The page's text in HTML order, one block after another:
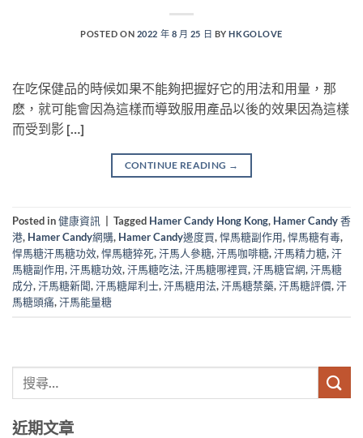
POSTED ON 2022 年 8 月 25 日 BYHKGOLOVE
在吃保健品的時候如果不能夠把握好它的用法和用量，那
麽，就可能會因為這樣而導致服用產品以後的效果因為這樣
而受到影 […]
CONTINUE READING →
Posted in健康資訊 Tagged Hamer Candy Hong Kong, Hamer Candy 香
港, Hamer Candy網購, Hamer Candy邊度買,悍馬糖副作用,悍馬糖有毒,
悍馬糖汗馬糖功效,悍馬糖猝死,汗馬人參糖,汗馬咖啡糖,汗馬精力糖,汗
馬糖副作用,汗馬糖功效,汗馬糖吃法,汗馬糖哪裡買,汗馬糖官網,汗馬糖
成分,汗馬糖新聞,汗馬糖犀利士,汗馬糖用法,汗馬糖禁藥,汗馬糖評價,汗
馬糖頭痛,汗馬能量糖
近期文章